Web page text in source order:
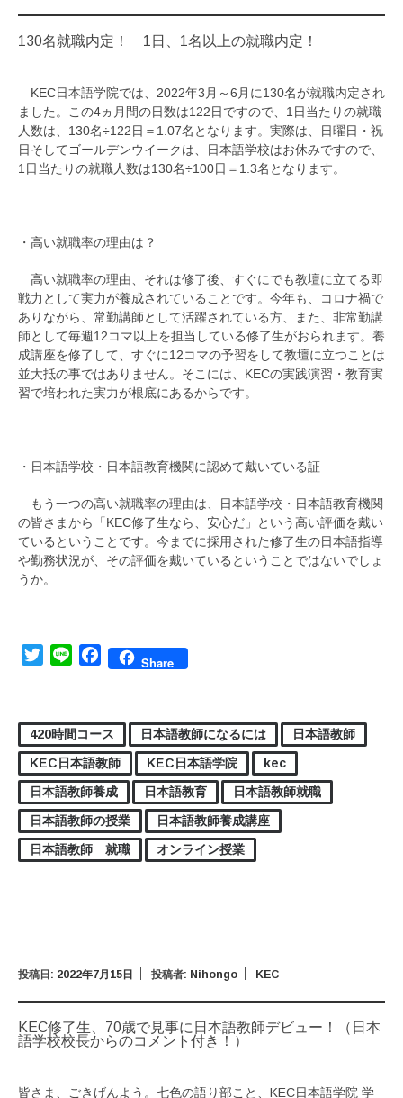
130名就職内定！ 1日、1名以上の就職内定！
KEC日本語学院では、2022年3月～6月に130名が就職内定され
ました。この4ヵ月間の日数は122日ですので、1日当たりの就職
人数は、130名÷122日＝1.07名となります。実際は、日曜日・祝
日そしてゴールデンウイークは、日本語学校はお休みですので、
1日当たりの就職人数は130名÷100日＝1.3名となります。
・高い就職率の理由は？
高い就職率の理由、それは修了後、すぐにでも教壇に立てる即
戦力として実力が養成されていることです。今年も、コロナ禍で
ありながら、常勤講師として活躍されている方、また、非常勤講
師として毎週12コマ以上を担当している修了生がおられます。養
成講座を修了して、すぐに12コマの予習をして教壇に立つことは
並大抵の事ではありません。そこには、KECの実践演習・教育実
習で培われた実力が根底にあるからです。
・日本語学校・日本語教育機関に認めて戴いている証
もう一つの高い就職率の理由は、日本語学校・日本語教育機関
の皆さまから「KEC修了生なら、安心だ」という高い評価を戴い
ているということです。今までに採用された修了生の日本語指導
や勤務状況が、その評価を戴いているということではないでしょ
うか。
TwitterLine FacebookShare
420時間コース 日本語教師になるには
日本語教師
KEC日本語教師
KEC日本語学院
kec
日本語教師養成
日本語教育
日本語教師就職
日本語教師の授業
日本語教師養成講座
日本語教師 就職
オンライン授業
投稿日: 2022年7月15日 投稿者: Nihongo KEC
KEC修了生、70歳で見事に日本語教師デビュー！（日本
語学校校長からのコメント付き！）
皆さま、ごきげんよう。七色の語り部こと、KEC日本語学院 学